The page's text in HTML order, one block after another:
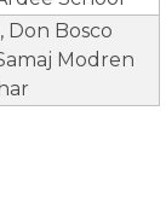
Don Bosco
Modren